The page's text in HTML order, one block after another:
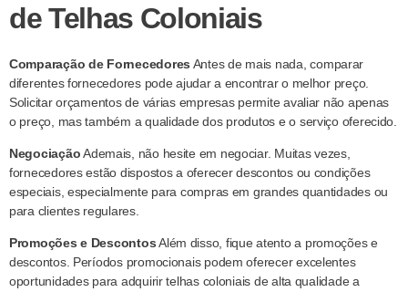
de Telhas Coloniais
Comparação de Fornecedores Antes de mais nada, comparar
diferentes fornecedores pode ajudar a encontrar o melhor preço.
Solicitar orçamentos de várias empresas permite avaliar não apenas
o preço, mas também a qualidade dos produtos e o serviço oferecido.
NegociaçãoAdemais, não hesite em negociar. Muitas vezes,
fornecedores estão dispostos a oferecer descontos ou condições
especiais, especialmente para compras em grandes quantidades ou
para clientes regulares.
Promoções e DescontosAlém disso, fique atento a promoções e
descontos. Períodos promocionais podem oferecer excelentes
oportunidades para adquirir telhas coloniais de alta qualidade a